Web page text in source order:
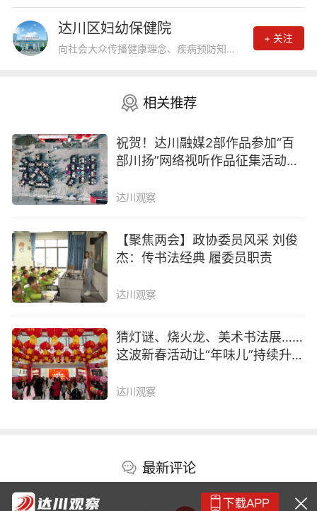
达川区妇幼保健院
向社会大众传播健康理念、疾病预防知识、养生保健素养
+ 关注
相关推荐
祝贺！达川融媒2部作品参加“百
部川扬”网络视听作品征集活动展
达川观察
【聚焦两会】政协委员风采 刘俊
杰：传书法经典 履委员职责
达川观察
猜灯谜、烧火龙、美术书法展……
这波新春活动让“年味儿”持续升
达川观察
最新评论